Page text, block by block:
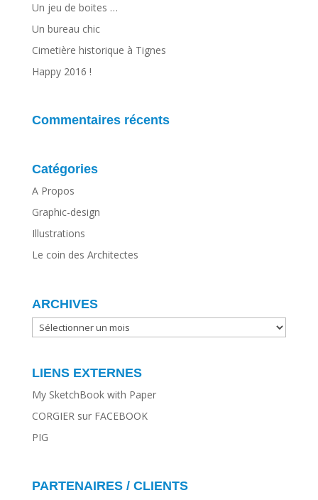
Un jeu de boites …
Un bureau chic
Cimetière historique à Tignes
Happy 2016 !
Commentaires récents
Catégories
A Propos
Graphic-design
Illustrations
Le coin des Architectes
ARCHIVES
ARCHIVES
LIENS EXTERNES
My SketchBook with Paper
CORGIER sur FACEBOOK
PIG
PARTENAIRES / CLIENTS